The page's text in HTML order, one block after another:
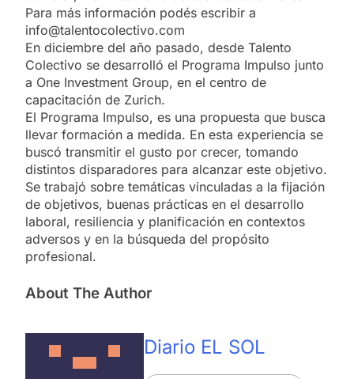
Para más información podés escribir a
info@talentocolectivo.com
En diciembre del año pasado, desde Talento
Colectivo se desarrolló el Programa Impulso junto
a One Investment Group, en el centro de
capacitación de Zurich.
El Programa Impulso, es una propuesta que busca
llevar formación a medida. En esta experiencia se
buscó transmitir el gusto por crecer, tomando
distintos disparadores para alcanzar este objetivo.
Se trabajó sobre temáticas vinculadas a la fijación
de objetivos, buenas prácticas en el desarrollo
laboral, resiliencia y planificación en contextos
adversos y en la búsqueda del propósito
profesional.
About The Author
Diario EL SOL